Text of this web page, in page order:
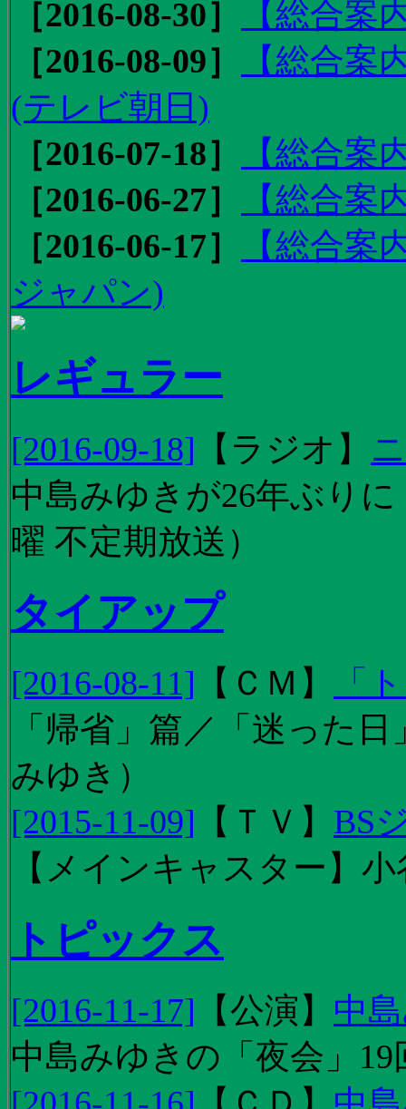
［2016-08-30］
【総合
［2016-08-09］
【総合
(テレビ朝日)
［2016-07-18］
【総合案
［2016-06-27］
【総合案
［2016-06-17］
【総合
ジャパン)
レギュラー
[2016-09-18] 【 ラジオ 】
中島みゆきが26年ぶり
曜 不定期放送）
タイアップ
[2016-08-11] 【 ＣＭ 】
「
「帰省」篇／「迷った
みゆき）
[2015-11-09] 【 ＴＶ 】 BS
【メインキャスター】
トピックス
[2016-11-17] 【公演 】 中
中島みゆきの「夜会」